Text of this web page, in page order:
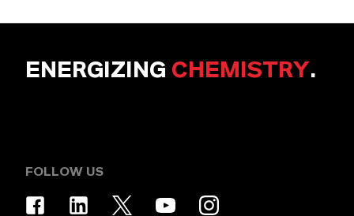
ENERGIZING CHEMISTRY.
FOLLOW US